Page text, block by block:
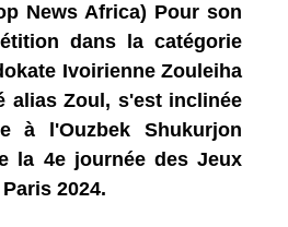
News Africa) Pour son
dans la catégorie
Ivoirienne Zouleiha
alias Zoul, s'est inclinée
à l'Ouzbek Shukurjon
la 4e journée des Jeux
2024.